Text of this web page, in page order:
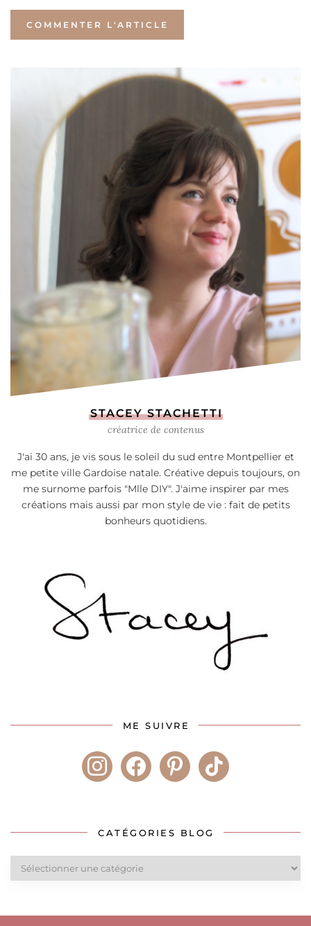
STACEY STACHETTI
créatrice de contenus
J'ai 30 ans, je vis sous le soleil du sud entre Montpellier et
me petite ville Gardoise natale. Créative depuis toujours, on
me surnome parfois "Mlle DIY". J'aime inspirer par mes
créations mais aussi par mon style de vie : fait de petits
bonheurs quotidiens.
ME SUIVRE
instagramfacebookpinteresttiktok
CATÉGORIES BLOG
blog